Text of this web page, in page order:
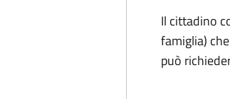
Il cittadino
famiglia)
può